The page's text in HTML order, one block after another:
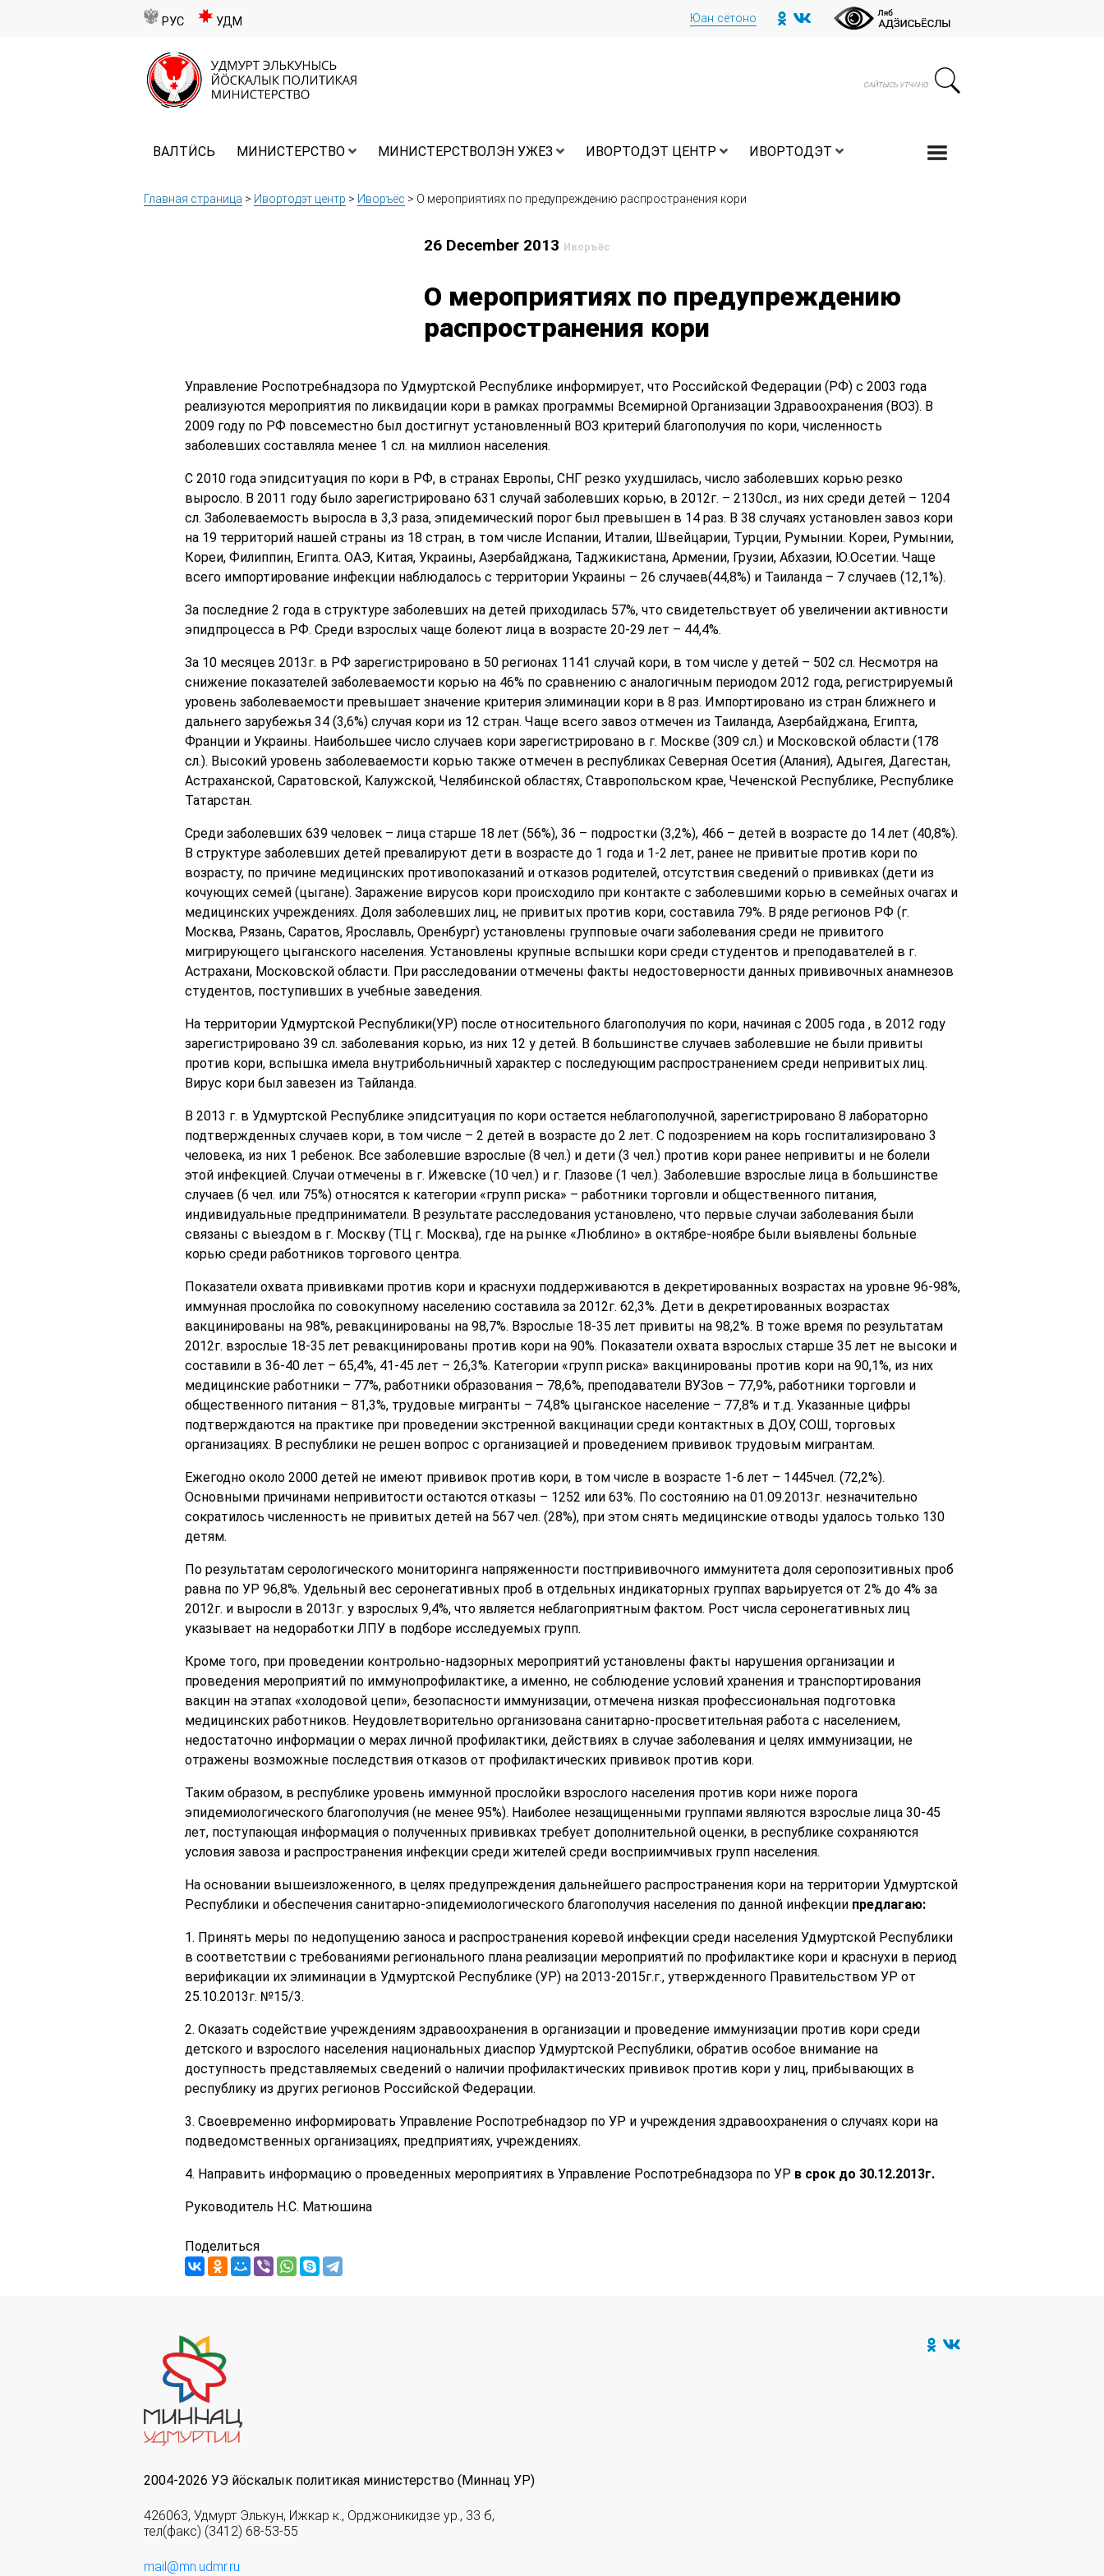
РУС УДМ Юан сётоно
ВАЛТӤСЬ МИНИСТЕРСТВО МИНИСТЕРСТВОЛЭН УЖЕЗ ИВОРТОДЭТ ЦЕНТР ИВОРТОДЭТ
Главная страница > Ивортодэт центр > Иворъёс > О мероприятиях по предупреждению распространения кори
26 December 2013 Иворъёс
О мероприятиях по предупреждению
распространения кори
Управление Роспотребнадзора по Удмуртской Республике информирует, что Российской Федерации (РФ) с 2003 года
реализуются мероприятия по ликвидации кори в рамках программы Всемирной Организации Здравоохранения (ВОЗ). В
2009 году по РФ повсеместно был достигнут установленный ВОЗ критерий благополучия по кори, численность
заболевших составляла менее 1 сл. на миллион населения.
С 2010 года эпидситуация по кори в РФ, в странах Европы, СНГ резко ухудшилась, число заболевших корью резко
выросло. В 2011 году было зарегистрировано 631 случай заболевших корью, в 2012г. – 2130сл., из них среди детей – 1204
сл. Заболеваемость выросла в 3,3 раза, эпидемический порог был превышен в 14 раз. В 38 случаях установлен завоз кори
на 19 территорий нашей страны из 18 стран, в том числе Испании, Италии, Швейцарии, Турции, Румынии. Кореи, Румынии,
Кореи, Филиппин, Египта. ОАЭ, Китая, Украины, Азербайджана, Таджикистана, Армении, Грузии, Абхазии, Ю.Осетии. Чаще
всего импортирование инфекции наблюдалось с территории Украины – 26 случаев(44,8%) и Таиланда – 7 случаев (12,1%).
За последние 2 года в структуре заболевших на детей приходилась 57%, что свидетельствует об увеличении активности
эпидпроцесса в РФ. Среди взрослых чаще болеют лица в возрасте 20-29 лет – 44,4%.
За 10 месяцев 2013г. в РФ зарегистрировано в 50 регионах 1141 случай кори, в том числе у детей – 502 сл. Несмотря на
снижение показателей заболеваемости корью на 46% по сравнению с аналогичным периодом 2012 года, регистрируемый
уровень заболеваемости превышает значение критерия элиминации кори в 8 раз. Импортировано из стран ближнего и
дальнего зарубежья 34 (3,6%) случая кори из 12 стран. Чаще всего завоз отмечен из Таиланда, Азербайджана, Египта,
Франции и Украины. Наибольшее число случаев кори зарегистрировано в г. Москве (309 сл.) и Московской области (178
сл.). Высокий уровень заболеваемости корью также отмечен в республиках Северная Осетия (Алания), Адыгея, Дагестан,
Астраханской, Саратовской, Калужской, Челябинской областях, Ставропольском крае, Чеченской Республике, Республике
Татарстан.
Среди заболевших 639 человек – лица старше 18 лет (56%), 36 – подростки (3,2%), 466 – детей в возрасте до 14 лет (40,8%).
В структуре заболевших детей превалируют дети в возрасте до 1 года и 1-2 лет, ранее не привитые против кори по
возрасту, по причине медицинских противопоказаний и отказов родителей, отсутствия сведений о прививках (дети из
кочующих семей (цыгане). Заражение вирусов кори происходило при контакте с заболевшими корью в семейных очагах и
медицинских учреждениях. Доля заболевших лиц, не привитых против кори, составила 79%. В ряде регионов РФ (г.
Москва, Рязань, Саратов, Ярославль, Оренбург) установлены групповые очаги заболевания среди не привитого
мигрирующего цыганского населения. Установлены крупные вспышки кори среди студентов и преподавателей в г.
Астрахани, Московской области. При расследовании отмечены факты недостоверности данных прививочных анамнезов
студентов, поступивших в учебные заведения.
На территории Удмуртской Республики(УР) после относительного благополучия по кори, начиная с 2005 года , в 2012 году
зарегистрировано 39 сл. заболевания корью, из них 12 у детей. В большинстве случаев заболевшие не были привиты
против кори, вспышка имела внутрибольничный характер с последующим распространением среди непривитых лиц.
Вирус кори был завезен из Тайланда.
В 2013 г. в Удмуртской Республике эпидситуация по кори остается неблагополучной, зарегистрировано 8 лабораторно
подтвержденных случаев кори, в том числе – 2 детей в возрасте до 2 лет. С подозрением на корь госпитализировано 3
человека, из них 1 ребенок. Все заболевшие взрослые (8 чел.) и дети (3 чел.) против кори ранее непривиты и не болели
этой инфекцией. Случаи отмечены в г. Ижевске (10 чел.) и г. Глазове (1 чел.). Заболевшие взрослые лица в большинстве
случаев (6 чел. или 75%) относятся к категории «групп риска» – работники торговли и общественного питания,
индивидуальные предприниматели. В результате расследования установлено, что первые случаи заболевания были
связаны с выездом в г. Москву (ТЦ г. Москва), где на рынке «Люблино» в октябре-ноябре были выявлены больные
корью среди работников торгового центра.
Показатели охвата прививками против кори и краснухи поддерживаются в декретированных возрастах на уровне 96-98%,
иммунная прослойка по совокупному населению составила за 2012г. 62,3%. Дети в декретированных возрастах
вакцинированы на 98%, ревакцинированы на 98,7%. Взрослые 18-35 лет привиты на 98,2%. В тоже время по результатам
2012г. взрослые 18-35 лет ревакцинированы против кори на 90%. Показатели охвата взрослых старше 35 лет не высоки и
составили в 36-40 лет – 65,4%, 41-45 лет – 26,3%. Категории «групп риска» вакцинированы против кори на 90,1%, из них
медицинские работники – 77%, работники образования – 78,6%, преподаватели ВУЗов – 77,9%, работники торговли и
общественного питания – 81,3%, трудовые мигранты – 74,8% цыганское население – 77,8% и т.д. Указанные цифры
подтверждаются на практике при проведении экстренной вакцинации среди контактных в ДОУ, СОШ, торговых
организациях. В республики не решен вопрос с организацией и проведением прививок трудовым мигрантам.
Ежегодно около 2000 детей не имеют прививок против кори, в том числе в возрасте 1-6 лет – 1445чел. (72,2%).
Основными причинами непривитости остаются отказы – 1252 или 63%. По состоянию на 01.09.2013г. незначительно
сократилось численность не привитых детей на 567 чел. (28%), при этом снять медицинские отводы удалось только 130
детям.
По результатам серологического мониторинга напряженности постпрививочного иммунитета доля серопозитивных проб
равна по УР 96,8%. Удельный вес серонегативных проб в отдельных индикаторных группах варьируется от 2% до 4% за
2012г. и выросли в 2013г. у взрослых 9,4%, что является неблагоприятным фактом. Рост числа серонегативных лиц
указывает на недоработки ЛПУ в подборе исследуемых групп.
Кроме того, при проведении контрольно-надзорных мероприятий установлены факты нарушения организации и
проведения мероприятий по иммунопрофилактике, а именно, не соблюдение условий хранения и транспортирования
вакцин на этапах «холодовой цепи», безопасности иммунизации, отмечена низкая профессиональная подготовка
медицинских работников. Неудовлетворительно организована санитарно-просветительная работа с населением,
недостаточно информации о мерах личной профилактики, действиях в случае заболевания и целях иммунизации, не
отражены возможные последствия отказов от профилактических прививок против кори.
Таким образом, в республике уровень иммунной прослойки взрослого населения против кори ниже порога
эпидемиологического благополучия (не менее 95%). Наиболее незащищенными группами являются взрослые лица 30-45
лет, поступающая информация о полученных прививках требует дополнительной оценки, в республике сохраняются
условия завоза и распространения инфекции среди жителей среди восприимчивых групп населения.
На основании вышеизложенного, в целях предупреждения дальнейшего распространения кори на территории Удмуртской
Республики и обеспечения санитарно-эпидемиологического благополучия населения по данной инфекции предлагаю:
1. Принять меры по недопущению заноса и распространения коревой инфекции среди населения Удмуртской Республики
в соответствии с требованиями регионального плана реализации мероприятий по профилактике кори и краснухи в период
верификации их элиминации в Удмуртской Республике (УР) на 2013-2015г.г., утвержденного Правительством УР от
25.10.2013г. №15/3.
2. Оказать содействие учреждениям здравоохранения в организации и проведение иммунизации против кори среди
детского и взрослого населения национальных диаспор Удмуртской Республики, обратив особое внимание на
доступность представляемых сведений о наличии профилактических прививок против кори у лиц, прибывающих в
республику из других регионов Российской Федерации.
3. Своевременно информировать Управление Роспотребнадзор по УР и учреждения здравоохранения о случаях кори на
подведомственных организациях, предприятиях, учреждениях.
4. Направить информацию о проведенных мероприятиях в Управление Роспотребнадзора по УР в срок до 30.12.2013г.
Руководитель Н.С. Матюшина
Поделиться
2004-2026 УЭ йöскалык политикая министерство (Миннац УР)
426063, Удмурт Элькун, Ижкар к., Орджоникидзе ур., 33 б,
тел(факс) (3412) 68-53-55
mail@mn.udmr.ru